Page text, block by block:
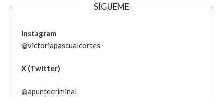
SÍGUEME
Instagram
@victoriapascualcortes
X (Twitter)
@apuntecriminal